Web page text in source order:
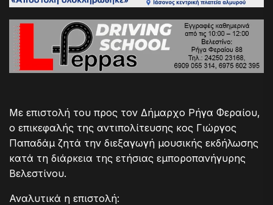
Με επιστολή του προς τον Δήμαρχο Ρήγα Φεραίου,
ο επικεφαλής της αντιπολίτευσης κος Γιώργος
Παπαδάμ ζητά την διεξαγωγή μουσικής εκδήλωσης
κατά τη διάρκεια της ετήσιας εμποροπανήγυρης
Βελεστίνου.
Αναλυτικά η επιστολή: